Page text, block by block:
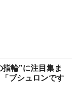
輪”に注目集ま
ブシュロンです